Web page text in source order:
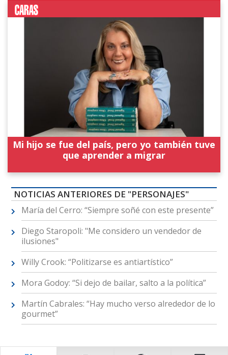
Mi hijo se fue del país, pero yo también tuve
que aprender a migrar
NOTICIAS ANTERIORES DE "PERSONAJES"
María del Cerro: “Siempre soñé con este presente”
Diego Staropoli: "Me considero un vendedor de
ilusiones"
Willy Crook: “Politizarse es antiartístico”
Mora Godoy: “Si dejo de bailar, salto a la política”
Martín Cabrales: “Hay mucho verso alrededor de lo
gourmet”